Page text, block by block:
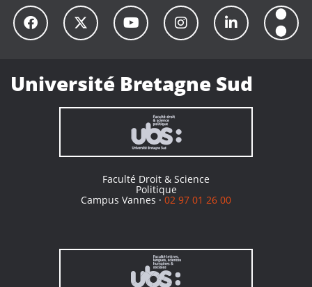
Université Bretagne Sud
Faculté Droit & Science
Politique
Campus Vannes ·02 97 01 26 00